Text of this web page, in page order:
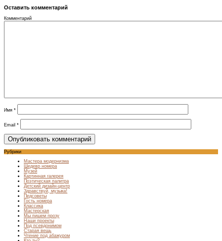
Оставить комментарий
Комментарий
Имя *
Email *
Рубрики
Мастера модернизма
Шедевр номера
Музей
Картинная галерея
Поэтическая палитра
Детский дизайн-центр
Здравствуй, музыка!
Педсоветы
Гость номера
Классика
Мастерская
Мы пишем прозу
Наши проекты
Под псевдонимом
Старая вещь
Чтение под абажуром